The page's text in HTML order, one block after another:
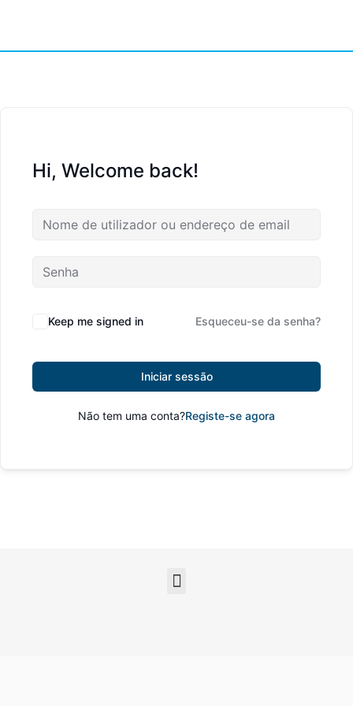
Hi, Welcome back!
Keep me signed in Esqueceu-se da senha?
Iniciar sessão
Não tem uma conta?Registe-se agora